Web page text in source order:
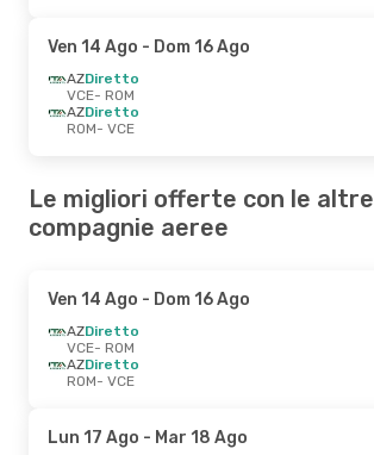
Ven 14 Ago - Dom 16 Ago
AZDiretto
VCE- ROM
AZDiretto
ROM- VCE
Le migliori offerte con le altre
compagnie aeree
Ven 14 Ago - Dom 16 Ago
AZDiretto
VCE- ROM
AZDiretto
ROM- VCE
Lun 17 Ago - Mar 18 Ago